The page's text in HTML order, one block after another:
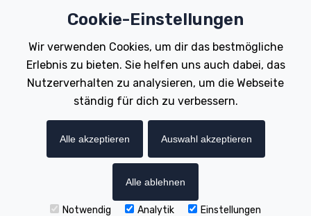
FAQs
Manuals
Tutorials
Wayfarer
Cookie-Einstellungen
Wir verwenden Cookies, um dir das bestmögliche
Erlebnis zu bieten. Sie helfen uns auch dabei, das
Nutzerverhalten zu analysieren, um die Webseite
ständig für dich zu verbessern.
Alle akzeptieren Auswahl akzeptieren
Alle ablehnen
Notwendig Analytik Einstellungen